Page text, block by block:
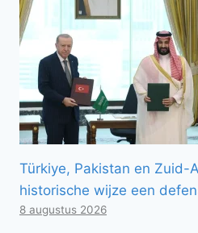
Türkiye, Pakistan en Zuid-
historische wijze een
8 augustus 2026